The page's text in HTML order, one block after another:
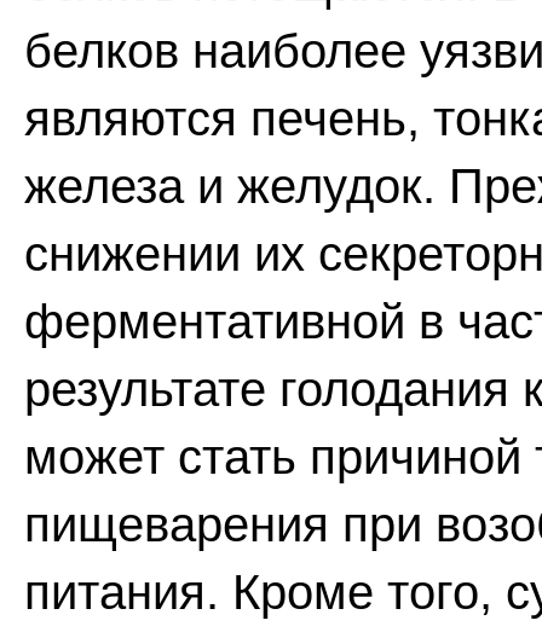
белков наиболее
являются печень,
железа и желудок.
снижении их
ферментативной в
результате
может стать
пищеварения при
питания. Кроме того,